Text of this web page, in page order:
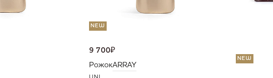
NEW
9 700₽
РожокARRAY
NEW